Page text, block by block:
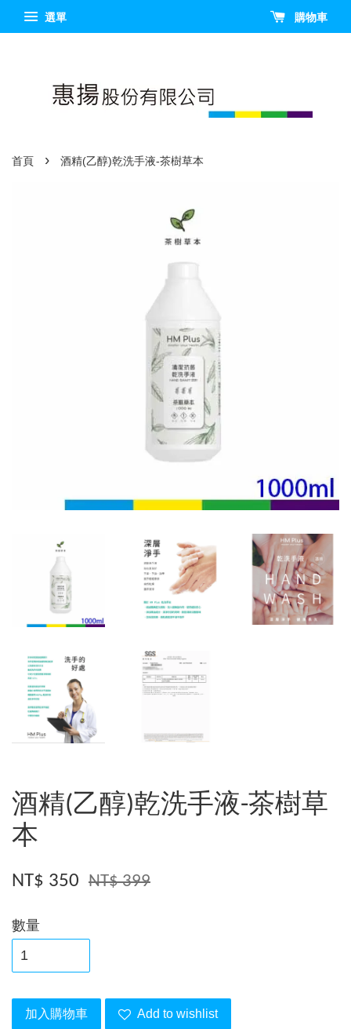
選單 購物車
首頁 › 酒精(乙醇)乾洗手液-茶樹草本
酒精(乙醇)乾洗手液-茶樹草
本
NT$ 350 NT$ 399
數量
加入購物車 Add to wishlist